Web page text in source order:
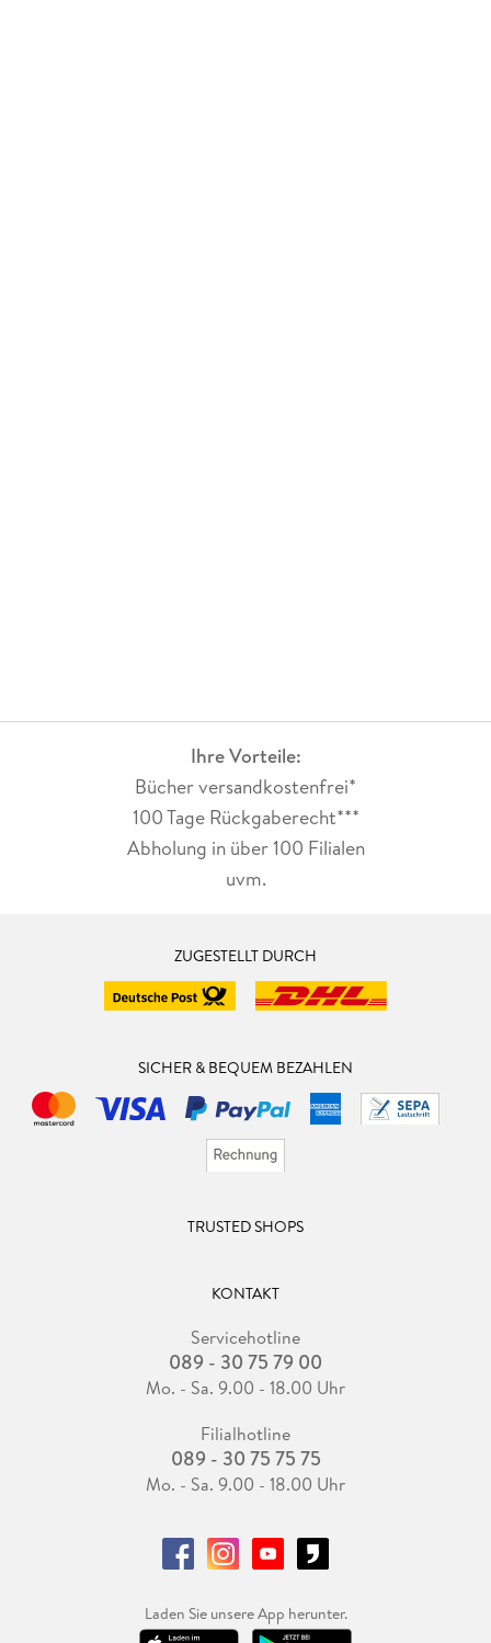
Ihre Vorteile:
Bücher versandkostenfrei*
100 Tage Rückgaberecht***
Abholung in über 100 Filialen
uvm.
ZUGESTELLT DURCH
SICHER & BEQUEM BEZAHLEN
TRUSTED SHOPS
KONTAKT
Servicehotline
089 - 30 75 79 00
Mo. - Sa. 9.00 - 18.00 Uhr
Filialhotline
089 - 30 75 75 75
Mo. - Sa. 9.00 - 18.00 Uhr
Laden Sie unsere App herunter.